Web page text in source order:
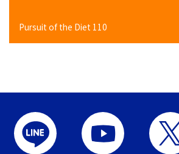
Pursuit of the Diet 110